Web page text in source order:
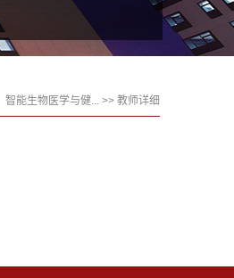
智能生物医学与健... >> 教师详细